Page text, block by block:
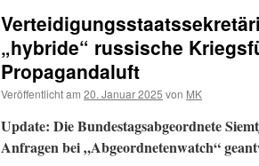
„hybride“ russische
Propagandaluft
Veröffentlicht am 20. Januar 2025 von MK
Update: Die Bundestagsabgeordnete
Anfragen bei „Abgeordnetenwatch“